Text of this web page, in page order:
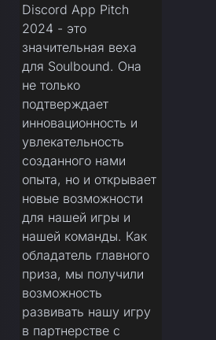
Discord App Pitch
2024 - это
значительная веха
для Soulbound. Она
не только
подтверждает
инновационность и
увлекательность
созданного нами
опыта, но и открывает
новые возможности
для нашей игры и
нашей команды. Как
обладатель главного
приза, мы получили
возможность
развивать нашу игру
в партнерстве с